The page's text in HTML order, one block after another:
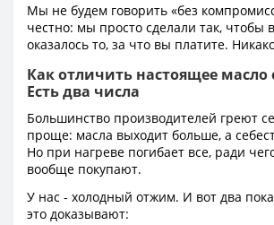
Мы не будем говорить «без
честно: мы просто сделали так, чтобы
оказалось то, за что вы платите.
Как отличить настоящее масло
Есть два числа
Большинство производителей греют
проще: масла выходит больше, а
Но при нагреве погибает все, ради
вообще покупают.
У нас - холодный отжим. И вот два
это доказывают: